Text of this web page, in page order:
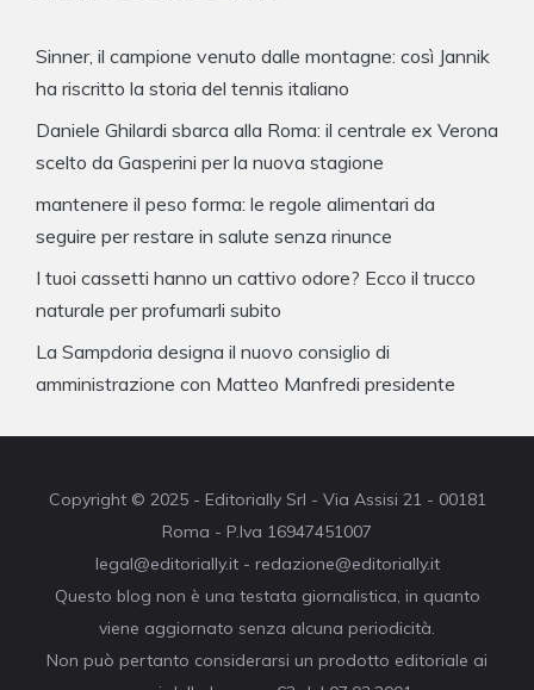
Sinner, il campione venuto dalle montagne: così Jannik
ha riscritto la storia del tennis italiano
Daniele Ghilardi sbarca alla Roma: il centrale ex Verona
scelto da Gasperini per la nuova stagione
mantenere il peso forma: le regole alimentari da
seguire per restare in salute senza rinunce
I tuoi cassetti hanno un cattivo odore? Ecco il trucco
naturale per profumarli subito
La Sampdoria designa il nuovo consiglio di
amministrazione con Matteo Manfredi presidente
Copyright © 2025 - Editorially Srl - Via Assisi 21 - 00181
Roma - P.Iva 16947451007
legal@editorially.it - redazione@editorially.it
Questo blog non è una testata giornalistica, in quanto
viene aggiornato senza alcuna periodicità.
Non può pertanto considerarsi un prodotto editoriale ai